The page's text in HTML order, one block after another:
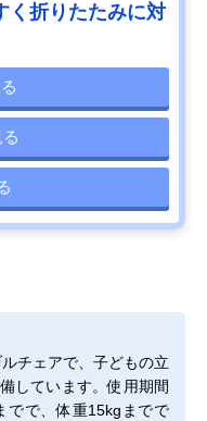
く折りたたみに対
チェアで、子どもの立
しています。使用期間
でで、体重15kgまでで